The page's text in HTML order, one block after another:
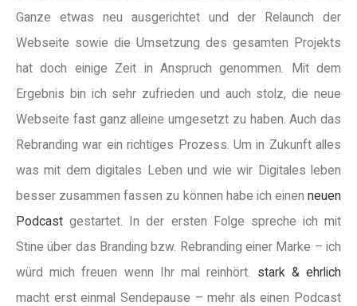
Ganze etwas neu ausgerichtet und der Relaunch der
Webseite sowie die Umsetzung des gesamten Projekts
hat doch einige Zeit in Anspruch genommen. Mit dem
Ergebnis bin ich sehr zufrieden und auch stolz, die neue
Webseite fast ganz alleine umgesetzt zu haben. Auch das
Rebranding war ein richtiges Prozess. Um in Zukunft alles
was mit dem digitales Leben und wie wir Digitales leben
besser zusammen fassen zu können habe ich einen neuen
Podcast gestartet. In der ersten Folge spreche ich mit
Stine über das Branding bzw. Rebranding einer Marke – ich
würd mich freuen wenn Ihr mal reinhört. stark & ehrlich
macht erst einmal Sendepause – mehr als einen Podcast